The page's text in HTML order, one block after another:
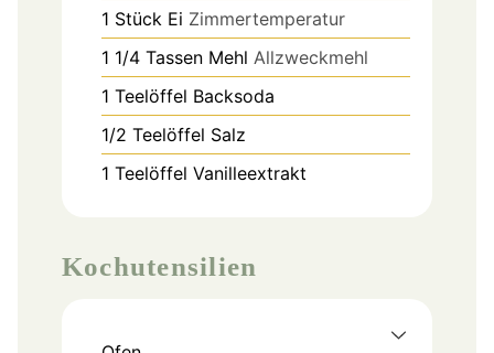
1 Stück Ei Zimmertemperatur
1 1/4 Tassen Mehl Allzweckmehl
1 Teelöffel Backsoda
1/2 Teelöffel Salz
1 Teelöffel Vanilleextrakt
Kochutensilien